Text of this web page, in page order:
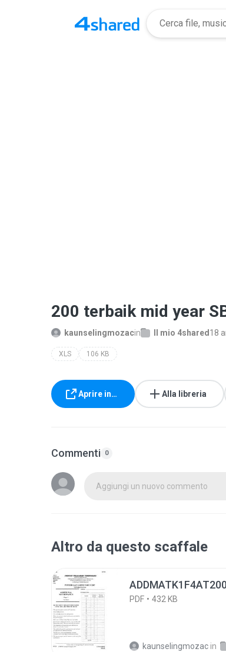
200 terbaik mid year
kaunselingmozacin Il mio 4shared 18
XLS 106 KB
Aprire in… Alla libreria
Commenti 0
Aggiungi un nuovo commento
Altro da questo scaffale
PDF 432 KB
kaunselingmozac in